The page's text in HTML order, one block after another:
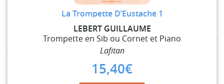
La Trompette D’Eustache 1
LEBERT GUILLAUME
Trompette en Sib ou Cornet et Piano
Lafitan
15,40€